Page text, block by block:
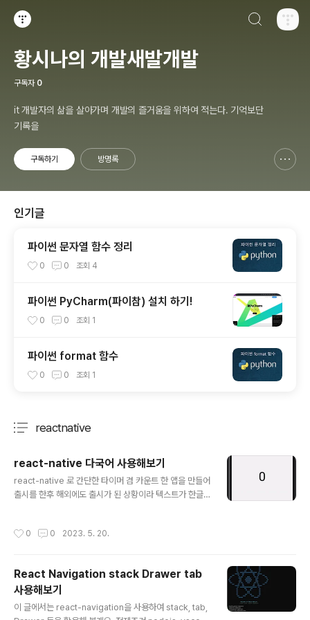
황시나의 개발새발개발
구독자 0
it 개발자의 삶을 살아가며 개발의 즐거움을 위하여 적는다. 기억보단
기록을
구독하기 방명록
인기글
파이썬 문자열 함수 정리
0 0 조회 4
파이썬 PyCharm(파이참) 설치 하기!
0 0 조회 1
파이썬 format 함수
0 0 조회 1
reactnative
react-native 다국어 사용해보기
react-native 로 간단한 타이머 겸 카운트 한 앱을 만들어
출시를 한후 해외에도 출시가 된 상황이라 텍스트가 한글
가능한 것으로 보인다. 아래는 내가 출시했던 앱^^ 아직은
s/details?id=com.timercountapp 타이머 카운터 -
Google Play 앱 타이머 켜고 간단한게 카운트를 사용해
보세요. play.google.com 라이브러리 설치 자 본론으로
0 0 2023. 5. 20.
React Navigation stack Drawer tab
사용해보기
이 글에서는 react-navigation을 사용하여 stack, tab,